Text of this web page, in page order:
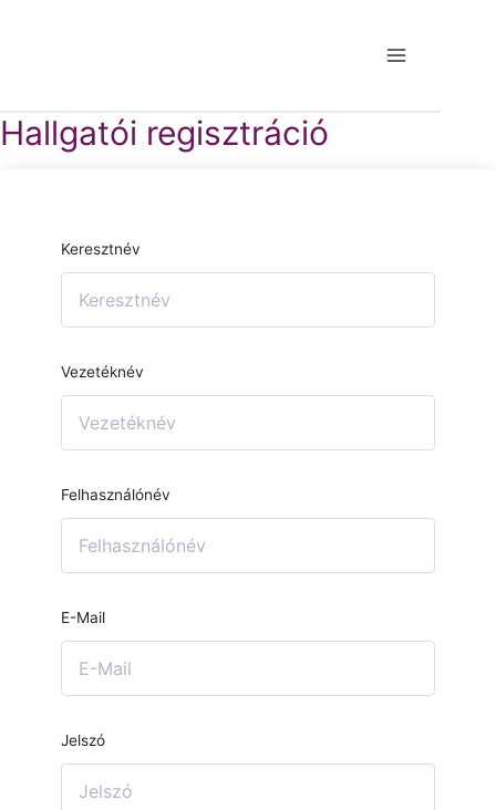
Hallgatói regisztráció
Keresztnév
Vezetéknév
Felhasználónév
E-Mail
Jelszó